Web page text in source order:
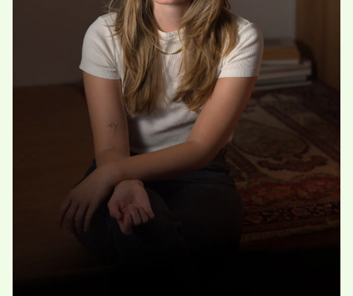
Personen
Toegankelijkheid
Stadsdichter